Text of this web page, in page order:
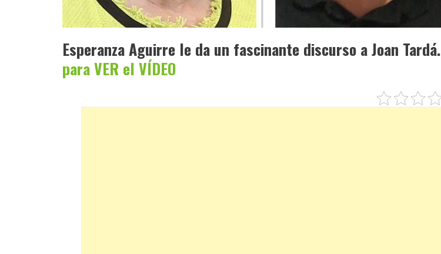
Esperanza Aguirre le da un fascinante discurso a Joan Tardá.
para VER el VÍDEO